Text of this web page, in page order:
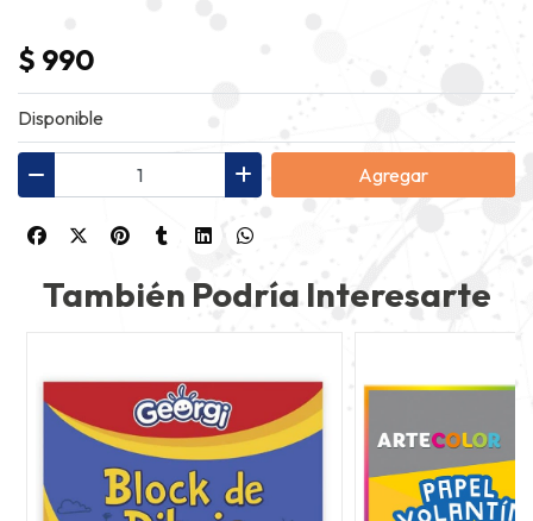
$ 990
Disponible
Agregar
También Podría Interesarte